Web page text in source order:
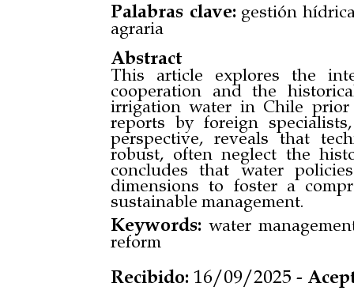
Palabras clave: gestión
agraria
Abstract
This article explores the
cooperation and the
irrigation water in Chile
reports by foreign
perspective, reveals that
robust, often neglect the
concludes that water
dimensions to foster a
sustainable management.
Keywords:water
reform
Recibido: 16/09/2025 -